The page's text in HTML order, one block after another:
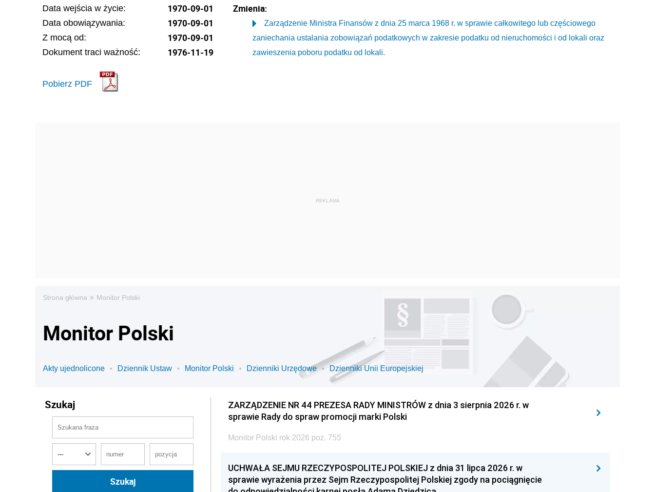
Data wejścia w życie: 1970-09-01
Data obowiązywania: 1970-09-01
Z mocą od: 1970-09-01
Dokument traci ważność: 1976-11-19
Pobierz PDF
Zmienia:
Zarządzenie Ministra Finansów z dnia 25 marca 1968 r. w sprawie całkowitego lub częściowego
zaniechania ustalania zobowiązań podatkowych w zakresie podatku od nieruchomości i od lokali oraz
zawieszenia poboru podatku od lokali.
Strona główna » Monitor Polski
Monitor Polski
Akty ujednolicone Dziennik Ustaw Monitor Polski Dzienniki Urzędowe Dzienniki Unii Europejskiej
Szukaj
ZARZĄDZENIE NR 44 PREZESA RADY MINISTRÓW z dnia 3 sierpnia 2026 r. w
sprawie Rady do spraw promocji marki Polski
Monitor Polski rok 2026 poz. 755
UCHWAŁA SEJMU RZECZYPOSPOLITEJ POLSKIEJ z dnia 31 lipca 2026 r. w
sprawie wyrażenia przez Sejm Rzeczypospolitej Polskiej zgody na pociągnięcie